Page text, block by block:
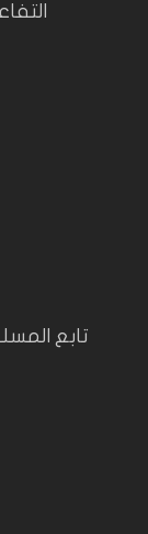
تابع